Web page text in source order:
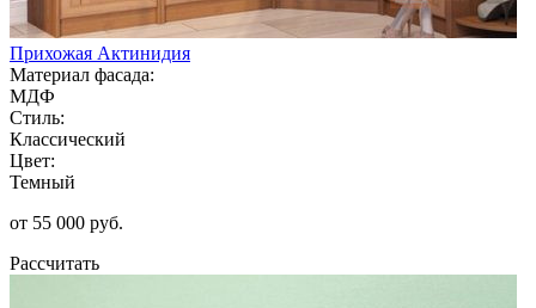
Прихожая Актинидия
Материал фасада:
МДФ
Стиль:
Классический
Цвет:
Темный
от 55 000 руб.
Рассчитать